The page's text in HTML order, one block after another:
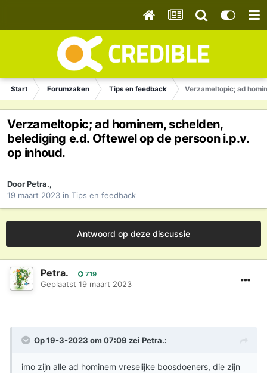
Start Forumzaken Tips en feedback Verzameltopic; ad
Verzameltopic; ad hominem, schelden,
belediging e.d. Oftewel op de persoon i.p.v.
op inhoud.
DoorPetra.,
19 maart 2023 in Tips en feedback
Antwoord op deze discussie
Petra. 719
Geplaatst 19 maart 2023
Op 19-3-2023 om 07:09 zei Petra.:
imo zijn alle ad hominem vreselijke boosdoeners, die zijn